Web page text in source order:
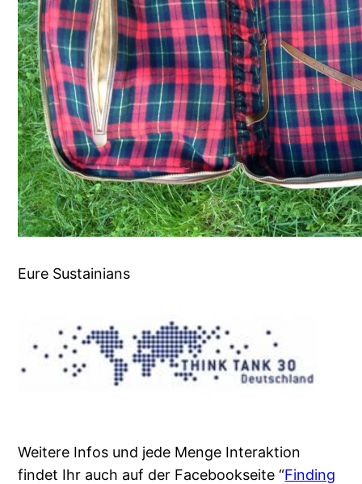
Eure Sustainians
Weitere Infos und jede Menge Interaktion
findet Ihr auch auf der Facebookseite “Finding